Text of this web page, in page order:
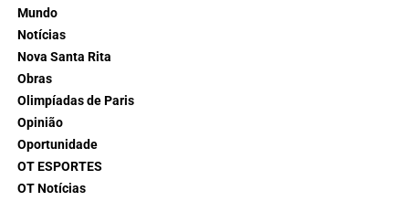
Mundo
Notícias
Nova Santa Rita
Obras
Olimpíadas de Paris
Opinião
Oportunidade
OT ESPORTES
OT Notícias